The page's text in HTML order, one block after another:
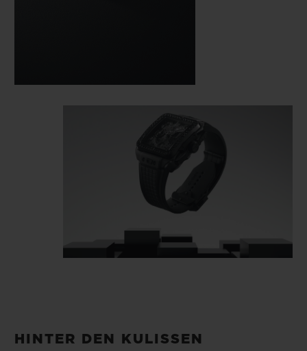
HINTER DEN KULISSEN